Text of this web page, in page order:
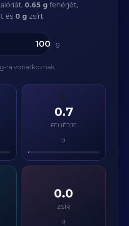
0.65 g fehérjét,
és 0 g zsírt.
g
g-ra vonatkoznak.
💪
0.7
FEHÉRJE
g
0.0
ZSÍR
g